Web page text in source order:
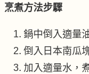
烹煮方法步驟
鍋中倒入適量
倒入日本南瓜
加入適量水，